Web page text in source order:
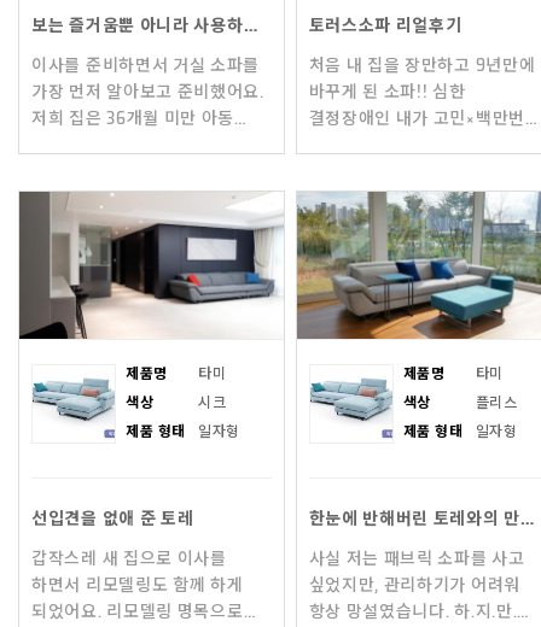
보는 즐거움뿐 아니라 사용하는 피부에 닿는 즐거움까지
이사를 준비하면서 거실 소파를
가장 먼저 알아보고 준비했어요.
저희 집은 36개월 미만 아동
취약해 저희 생활에
토러스소파 리얼후기
처음 내 집을 장만하고 9년만에
바꾸게 된 소파!! 심한
결정장애인 내가 고민×백만번
고르는데도 쿠션 고
제품명
타미
색상
시크
제품 형태
일자형
선입견을 없애 준 토레
갑작스레 새 집으로 이사를
하면서 리모델링도 함께 하게
되었어요. 리모델링 명목으로
제품명
타미
색상
플리스
제품 형태
일자형
한눈에 반해버린 토레와의 만남은 감동과 힐링, 그 자체
사실 저는 패브릭 소파를 사고
싶었지만, 관리하기가 어려워
항상 망설였습니다. 하.지.만.